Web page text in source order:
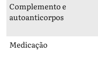
Complemento e
autoanticorpos
Medicação